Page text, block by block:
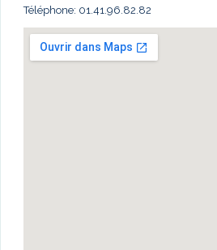
Téléphone: 01.41.96.82.82